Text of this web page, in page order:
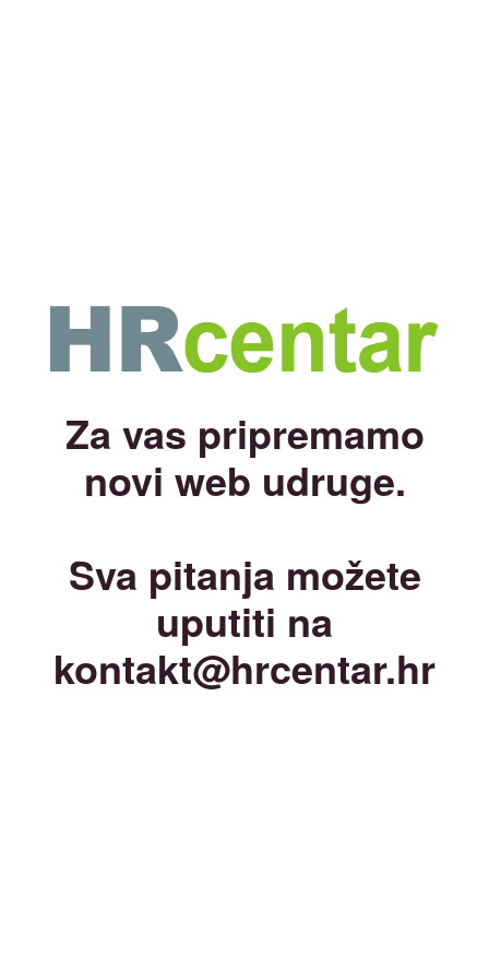
Za vas pripremamo
novi web udruge.
Sva pitanja možete
uputiti na
kontakt@hrcentar.hr